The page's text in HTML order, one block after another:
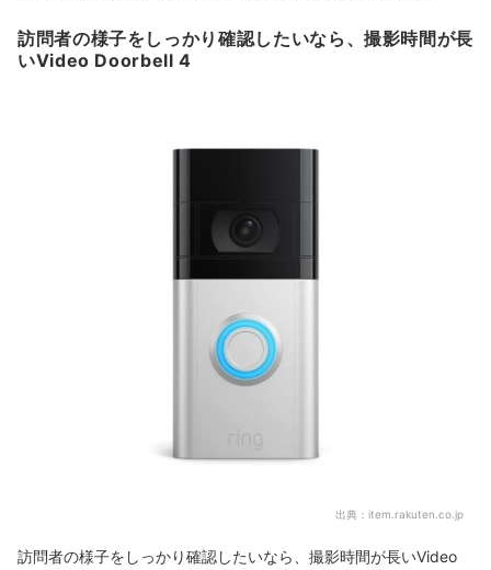
訪問者の様子をしっかり確認したいなら、撮影時間が長
いVideo Doorbell 4
出典： item.rakuten.co.jp
訪問者の様子をしっかり確認したいなら、撮影時間が長いVideo